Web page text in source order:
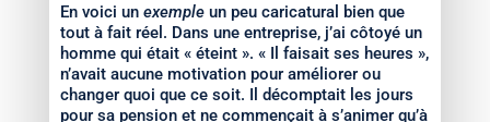
En voici un exempleun peu caricatural bien que
tout à fait réel. Dans une entreprise, j’ai côtoyé un
homme qui était « éteint ». « Il faisait ses heures »,
n’avait aucune motivation pour améliorer ou
changer quoi que ce soit. Il décomptait les jours
pour sa pension et ne commençait à s’animer qu’à